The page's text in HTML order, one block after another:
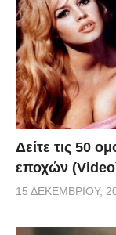
Δείτε τις 50
εποχών
15 ΔΕΚΕΜΒΡΊΟΥ,